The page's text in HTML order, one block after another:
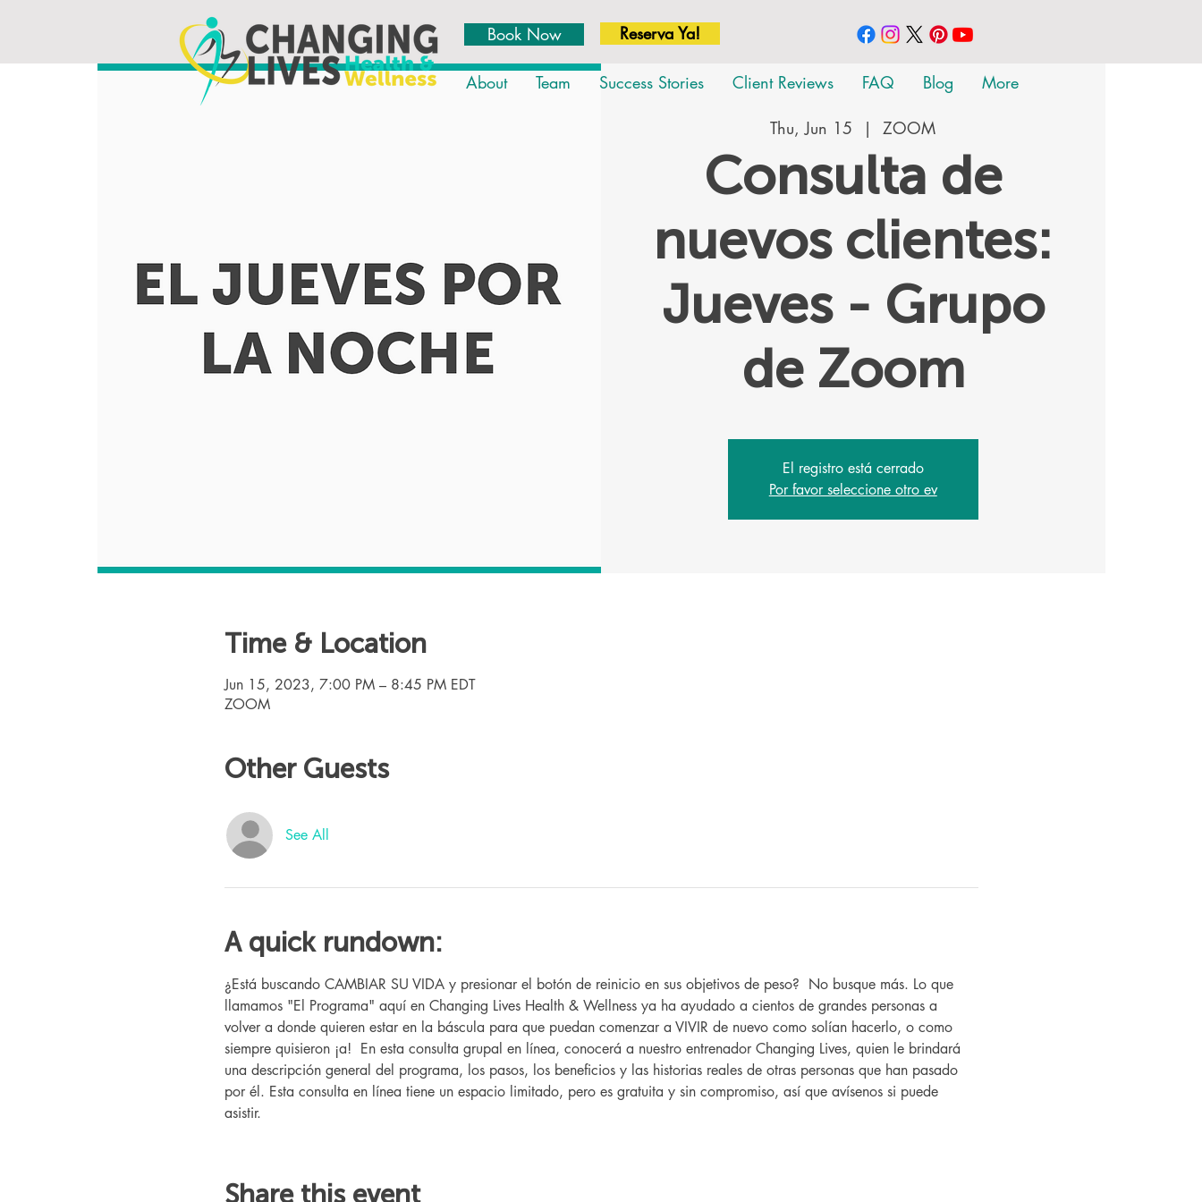
Book Now Reserva Ya!
About Team Success Stories Client Reviews FAQ Blog More
Thu, Jun 15
  |
ZOOM
Consulta de
nuevos clientes:
Jueves - Grupo
de Zoom
El registro está cerrado
Por favor seleccione otro ev
Time & Location
Jun 15, 2023, 7:00 PM – 8:45 PM EDT
ZOOM
Other Guests
See All
A quick rundown:
¿Está buscando CAMBIAR SU VIDA y presionar el botón de reinicio en sus objetivos de peso?  No busque más. Lo que
llamamos "El Programa" aquí en Changing Lives Health & Wellness ya ha ayudado a cientos de grandes personas a
volver a donde quieren estar en la báscula para que puedan comenzar a VIVIR de nuevo como solían hacerlo, o como
siempre quisieron ¡a!  En esta consulta grupal en línea, conocerá a nuestro entrenador Changing Lives, quien le brindará
una descripción general del programa, los pasos, los beneficios y las historias reales de otras personas que han pasado
por él. Esta consulta en línea tiene un espacio limitado, pero es gratuita y sin compromiso, así que avísenos si puede
asistir.
Share this event